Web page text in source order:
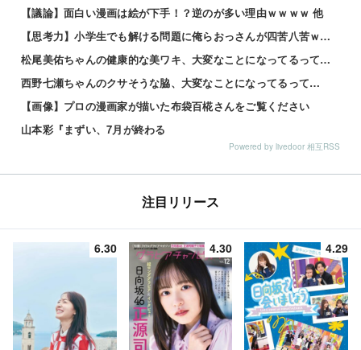
【議論】面白い漫画は絵が下手！？逆のが多い理由ｗｗｗｗ 他
【思考力】小学生でも解ける問題に俺らおっさんが四苦八苦ｗｗｗｗその答えは？ｗ 他
松尾美佑ちゃんの健康的な美ワキ、大変なことになってるって…
西野七瀬ちゃんのクサそうな脇、大変なことになってるって…
【画像】プロの漫画家が描いた布袋百椛さんをご覧ください
山本彩『まずい、7月が終わる
Powered by livedoor 相互RSS
注目リリース
6.30 4.30 4.29